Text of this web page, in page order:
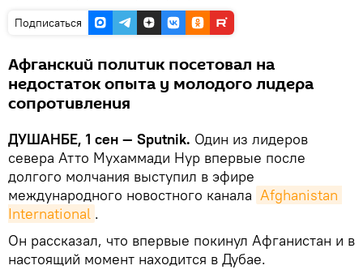
Подписаться
Афганский политик посетовал на
недостаток опыта у молодого лидера
сопротивления
ДУШАНБЕ, 1 сен — Sputnik. Один из лидеров
севера Атто Мухаммади Нур впервые после
долгого молчания выступил в эфире
международного новостного канала Afghanistan
International .
Он рассказал, что впервые покинул Афганистан и в
настоящий момент находится в Дубае.